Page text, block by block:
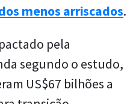
menos arriscados.
pela
segundo o estudo,
US$67 bilhões a